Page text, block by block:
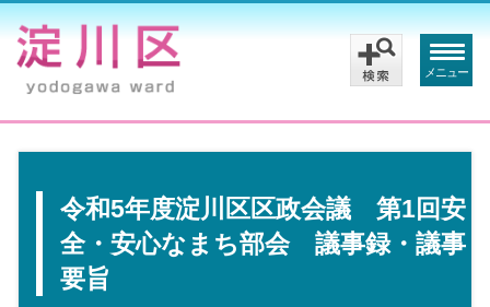
メニュー
令和5年度淀川区区政会議 第1回安
全・安心なまち部会 議事録・議事
要旨